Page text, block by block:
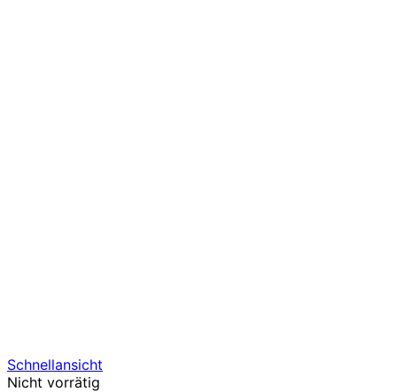
Schnellansicht
Nicht vorrätig